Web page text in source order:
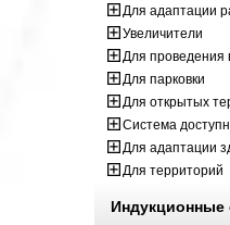
Для адаптации
Увеличители
Для проведения
Для парковки
Для открытых
Система
Для адаптации
Для территорий
Индукционные